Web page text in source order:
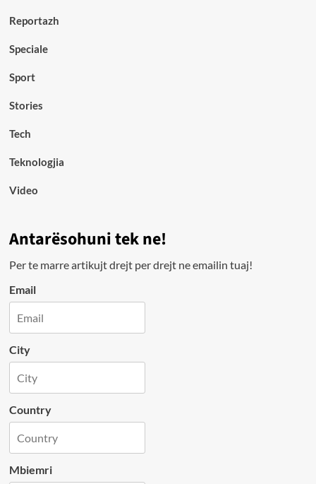
Reportazh
Speciale
Sport
Stories
Tech
Teknologjia
Video
Antarësohuni tek ne!
Per te marre artikujt drejt per drejt ne emailin tuaj!
Email
City
Country
Mbiemri